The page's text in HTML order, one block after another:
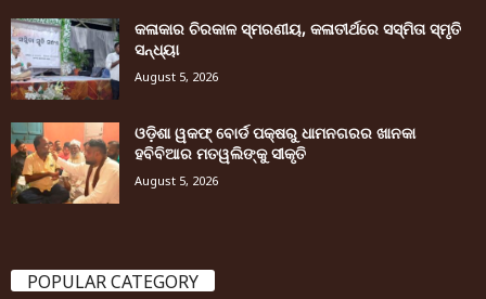
କଳାକାର ଚିରକାଳ ସ୍ମରଣୀୟ, କଳାତୀର୍ଥରେ ସସ୍ମିତା ସ୍ମୃତି
ସନ୍ଧ୍ୟା
August 5, 2026
ଓଡ଼ିଶା ୱକଫ୍ ବୋର୍ଡ ପକ୍ଷରୁ ଧାମନଗରର ଖାନକା
ହବିବିଆର ମତୱଲିଙ୍କୁ ସୀକୃତି
August 5, 2026
POPULAR CATEGORY